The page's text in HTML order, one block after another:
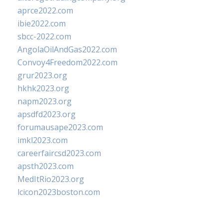
aprce2022.com
ibie2022.com
sbcc-2022.com
AngolaOilAndGas2022.com
Convoy4Freedom2022.com
grur2023.org
hkhk2023.org
napm2023.org
apsdfd2023.org
forumausape2023.com
imkl2023.com
careerfaircsd2023.com
apsth2023.com
MedItRio2023.org
lcicon2023boston.com